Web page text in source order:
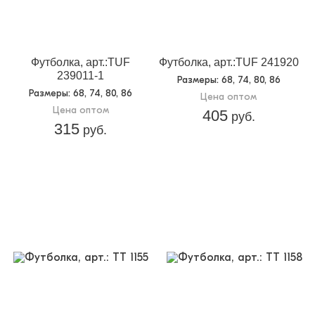
Футболка, арт.:TUF
239011-1
Размеры: 68, 74, 80, 86
Цена оптом
315 руб.
Футболка, арт.:TUF 241920
Размеры: 68, 74, 80, 86
Цена оптом
405руб.